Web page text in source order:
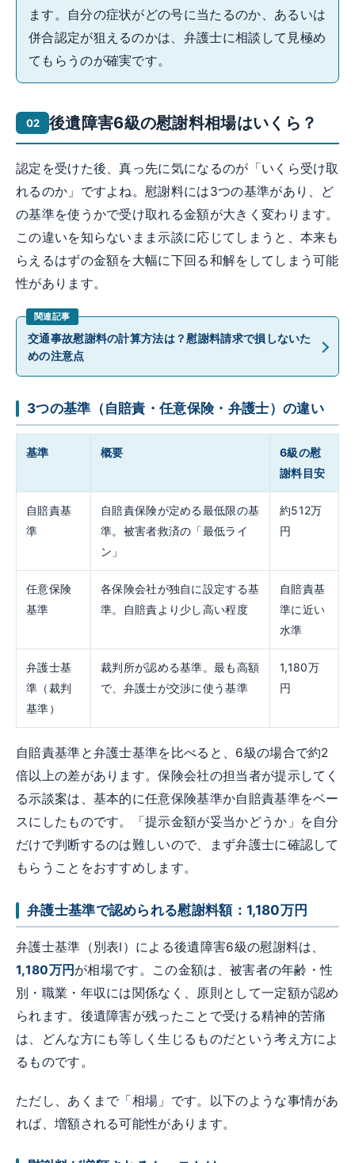
ます。自分の症状がどの号に当たるのか、あるいは
併合認定が狙えるのかは、弁護士に相談して見極め
てもらうのが確実です。
後遺障害6級の慰謝料相場はいくら？
認定を受けた後、真っ先に気になるのが「いくら受け取
れるのか」ですよね。慰謝料には3つの基準があり、ど
の基準を使うかで受け取れる金額が大きく変わります。
この違いを知らないまま示談に応じてしまうと、本来も
らえるはずの金額を大幅に下回る和解をしてしまう可能
性があります。
交通事故慰謝料の計算方法は？慰謝料請求で損しないた
めの注意点
3つの基準（自賠責・任意保険・弁護士）の違い
基準 概要
6級の慰
謝料目安
自賠責基
準
自賠責保険が定める最低限の基
準。被害者救済の「最低ライ
ン」
約512万
円
任意保険
基準
各保険会社が独自に設定する基
準。自賠責より少し高い程度
自賠責基
準に近い
水準
弁護士基
準（裁判
基準）
裁判所が認める基準。最も高額
で、弁護士が交渉に使う基準
1,180万
円
自賠責基準と弁護士基準を比べると、6級の場合で約2
倍以上の差があります。保険会社の担当者が提示してく
る示談案は、基本的に任意保険基準か自賠責基準をベー
スにしたものです。「提示金額が妥当かどうか」を自分
だけで判断するのは難しいので、まず弁護士に確認して
もらうことをおすすめします。
弁護士基準で認められる慰謝料額：1,180万円
弁護士基準（別表Ⅰ）による後遺障害6級の慰謝料は、
1,180万円 が相場です。この金額は、被害者の年齢・性
別・職業・年収には関係なく、原則として一定額が認め
られます。後遺障害が残ったことで受ける精神的苦痛
は、どんな方にも等しく生じるものだという考え方によ
るものです。
ただし、あくまで「相場」です。以下のような事情があ
れば、増額される可能性があります。